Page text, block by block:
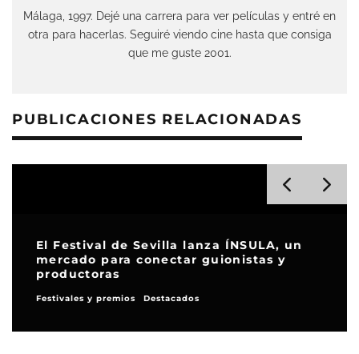
Málaga, 1997. Dejé una carrera para ver películas y entré en
otra para hacerlas. Seguiré viendo cine hasta que consiga
que me guste 2001.
PUBLICACIONES RELACIONADAS
El Festival de Sevilla lanza ÍNSULA, un
mercado para conectar guionistas y
productoras
Festivales y premios Destacados